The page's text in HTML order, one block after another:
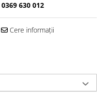
0369 630 012
Cere informații